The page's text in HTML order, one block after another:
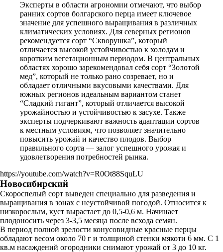
Эксперты в области агрономии отмечают, что выбор
ранних сортов болгарского перца имеет ключевое
значение для успешного выращивания в различных
климатических условиях. Для северных регионов
рекомендуется сорт “Скворушка”, который
отличается высокой устойчивостью к холодам и
коротким вегетационным периодом. В центральных
областях хорошо зарекомендовал себя сорт “Золотой
мед”, который не только рано созревает, но и
обладает отличными вкусовыми качествами. Для
южных регионов идеальным вариантом станет
“Сладкий гигант”, который отличается высокой
урожайностью и устойчивостью к засухе. Также
эксперты подчеркивают важность адаптации сортов
к местным условиям, что позволяет значительно
повысить урожай и качество плодов. Выбор
правильного сорта — залог успешного урожая и
удовлетворения потребностей рынка.
https://youtube.com/watch?v=R0Ot88SquLU
Новосибирский
Скороспелый сорт выведен специально для разведения и
выращивания в зонах с неустойчивой погодой. Относится к
низкорослым, куст вырастает до 0,5-0,6 м. Начинает
плодоносить через 3-3,5 месяца после всхода семян.
В период полной зрелости конусовидные красные перцы
обладают весом около 70 г и толщиной стенки мякоти 6 мм. С 1
кв.м насаждений огородники снимают урожай от 3 до 10 кг.